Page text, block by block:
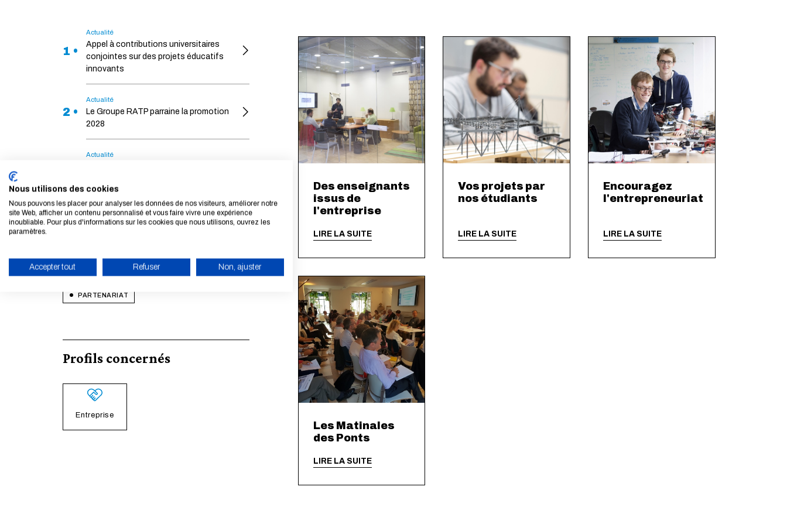
ANNULER
1 •
Actualité
Appel à contributions universitaires
conjointes sur des projets éducatifs
innovants
2 •
Actualité
Le Groupe RATP parraine la promotion
2028
Actualité
Natixis Corporare & Investment
Banking
Thématiques
PARTENARIAT
Profils concernés
Entreprise
Des enseignants
issus de
l'entreprise
LIRE LA SUITE
Vos projets par
nos étudiants
LIRE LA SUITE
Encouragez
l'entrepreneuriat
LIRE LA SUITE
Les Matinales
des Ponts
LIRE LA SUITE
Nous utilisons des cookies
Nous pouvons les placer pour analyser les données de nos visiteurs, améliorer notre
site Web, afficher un contenu personnalisé et vous faire vivre une expérience
inoubliable. Pour plus d'informations sur les cookies que nous utilisons, ouvrez les
paramètres.
Accepter tout Refuser Non, ajuster